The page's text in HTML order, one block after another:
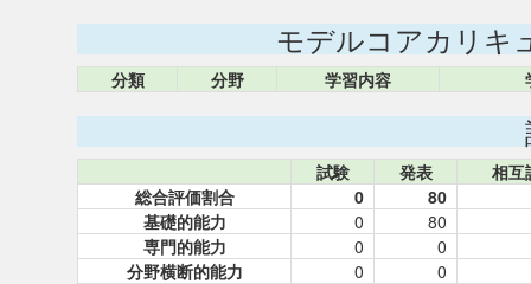
モデルコアカリキ
分類 分野 学習内容
試験 発表
相互
総合評価割合
0
80
基礎的能力
0
80
専門的能力
0
0
分野横断的能力
0 0